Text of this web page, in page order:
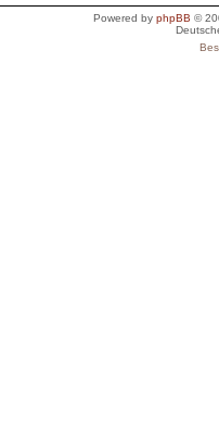
Powered byphpBB ©